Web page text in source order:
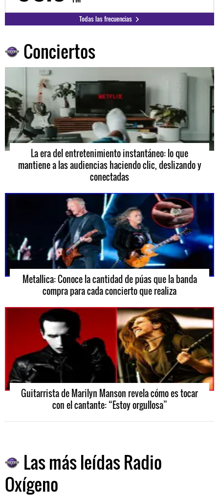
Todas las frecuencias
Conciertos
La era del entretenimiento instantáneo: lo que
mantiene a las audiencias haciendo clic, deslizando y
conectadas
Metallica: Conoce la cantidad de púas que la banda
compra para cada concierto que realiza
Guitarrista de Marilyn Manson revela cómo es tocar
con el cantante: “Estoy orgullosa”
Las más leídas Radio
Oxígeno